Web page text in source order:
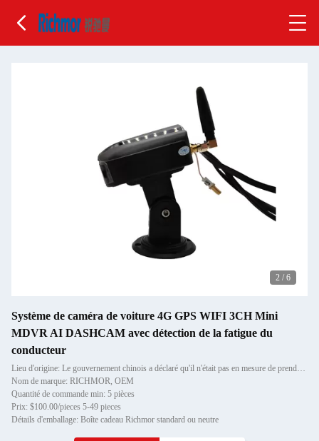
2 / 6
Système de caméra de voiture 4G GPS WIFI 3CH Mini
MDVR AI DASHCAM avec détection de la fatigue du
conducteur
Lieu d'origine: Le gouvernement chinois a déclaré qu'il n'était pas en mesure de prendre les mesures nécessaires.
Nom de marque: RICHMOR, OEM
Quantité de commande min: 5 pièces
Prix: $100.00/pieces 5-49 pieces
Détails d'emballage: Boîte cadeau Richmor standard ou neutre